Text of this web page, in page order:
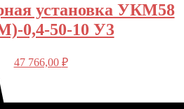
установка УКМ58
0,4-50-10 У3
47 766,00 ₽